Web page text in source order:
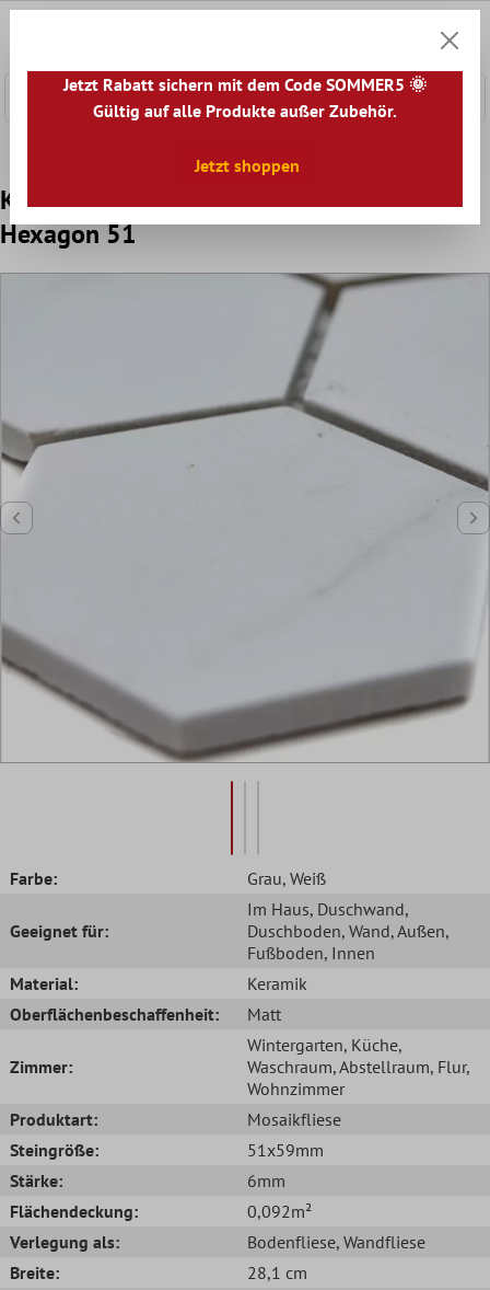
Keramik Mosaikfliesen Zyrus Carrara
Hexagon 51
Farbe: Grau, Weiß
Geeignet für:
Im Haus, Duschwand,
Duschboden, Wand, Außen,
Fußboden, Innen
Material:
Keramik
Oberflächenbeschaffenheit:
Matt
Zimmer:
Wintergarten, Küche,
Waschraum, Abstellraum, Flur,
Wohnzimmer
Produktart:
Mosaikfliese
Steingröße:
51x59mm
Stärke:
6mm
Flächendeckung:
0,092m²
Verlegung als:
Bodenfliese, Wandfliese
Breite:
28,1 cm
Jetzt Rabatt sichern mit dem Code SOMMER5 🌞
Gültig auf alle Produkte außer Zubehör.
Jetzt shoppen